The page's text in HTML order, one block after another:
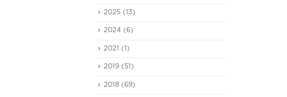
2025 (13)
2024 (6)
2021 (1)
2019 (51)
2018 (69)